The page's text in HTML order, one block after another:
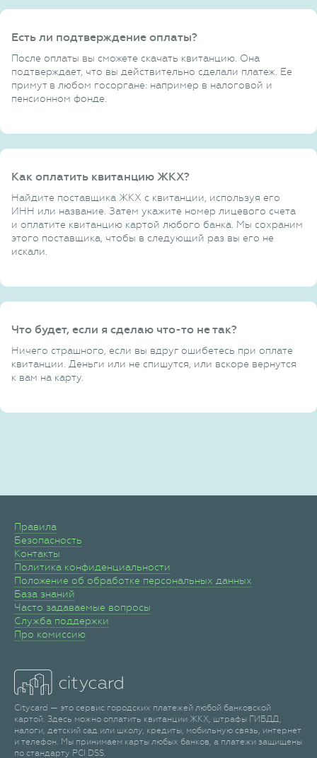
Есть ли подтверждение оплаты?
После оплаты вы сможете скачать квитанцию. Она
подтверждает, что вы действительно сделали платеж. Ее
примут в любом госоргане: например в налоговой и
пенсионном фонде.
Как оплатить квитанцию ЖКХ?
Найдите поставщика ЖКХ с квитанции, используя его
ИНН или название. Затем укажите номер лицевого счета
и оплатите квитанцию картой любого банка. Мы сохраним
этого поставщика, чтобы в следующий раз вы его не
искали.
Что будет, если я сделаю что-то не так?
Ничего страшного, если вы вдруг ошибетесь при оплате
квитанции. Деньги или не спишутся, или вскоре вернутся
к вам на карту.
Правила
Безопасность
Контакты
Политика конфиденциальности
Положение об обработке персональных данных
База знаний
Часто задаваемые вопросы
Служба поддержки
Про комиссию
Citycard — это сервис городских платежей любой банковской
картой. Здесь можно оплатить квитанции ЖКХ, штрафы ГИБДД,
налоги, детский сад или школу, кредиты, мобильную связь, интернет
и телефон. Мы принимаем карты любых банков, а платежи защищены
по стандарту PCI DSS.